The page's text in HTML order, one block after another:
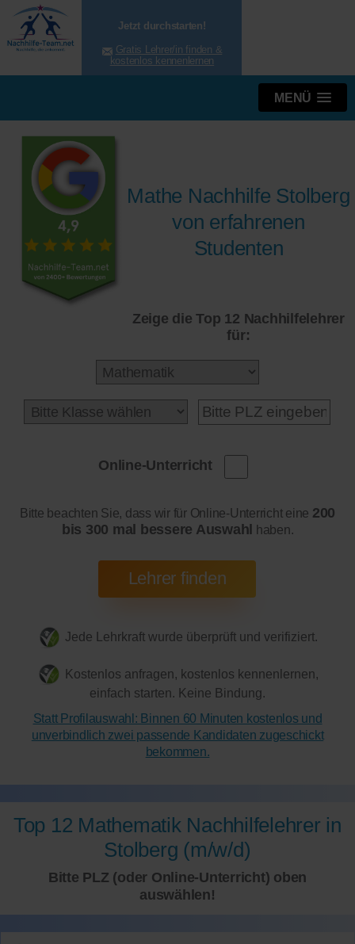
Jetzt durchstarten!
Gratis Lehrer/in finden &
kostenlos kennenlernen
MENÜ
Mathe Nachhilfe Stolberg
von erfahrenen
Studenten
Zeige die Top 12 Nachhilfelehrer
für:
Online-Unterricht
Bitte beachten Sie, dass wir für Online-Unterricht eine 200
bis 300 mal bessere Auswahl haben.
Jede Lehrkraft wurde überprüft und verifiziert.
Kostenlos anfragen, kostenlos kennenlernen,
einfach starten. Keine Bindung.
Statt Profilauswahl: Binnen 60 Minuten kostenlos und
unverbindlich zwei passende Kandidaten zugeschickt
bekommen.
Top 12 Mathematik Nachhilfelehrer in
Stolberg (m/w/d)
Bitte PLZ (oder Online-Unterricht) oben
auswählen!